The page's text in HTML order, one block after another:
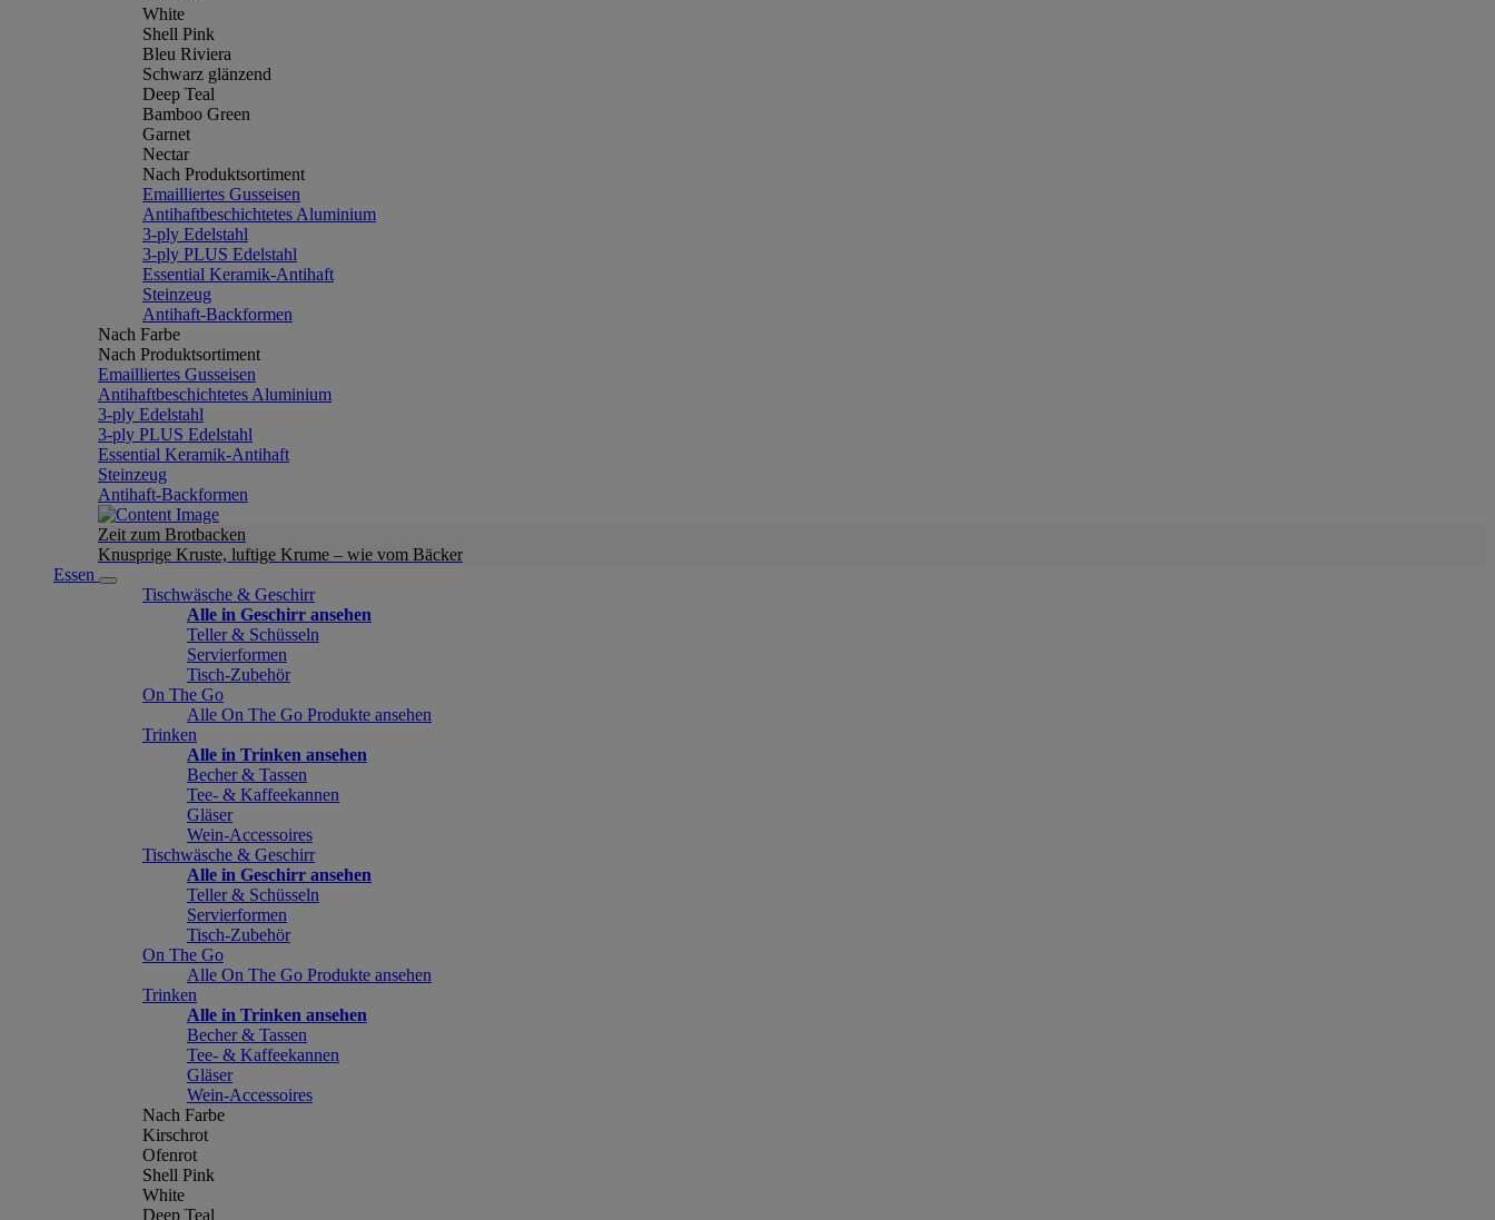
White
Shell Pink
Bleu Riviera
Schwarz glänzend
Deep Teal
Bamboo Green
Garnet
Nectar
Nach Produktsortiment
Emailliertes Gusseisen
Antihaftbeschichtetes Aluminium
3-ply Edelstahl
3-ply PLUS Edelstahl
Essential Keramik-Antihaft
Steinzeug
Antihaft-Backformen
Nach Farbe
Nach Produktsortiment
Emailliertes Gusseisen
Antihaftbeschichtetes Aluminium
3-ply Edelstahl
3-ply PLUS Edelstahl
Essential Keramik-Antihaft
Steinzeug
Antihaft-Backformen
Zeit zum Brotbacken
Knusprige Kruste, luftige Krume – wie vom Bäcker
Essen
Tischwäsche & Geschirr
Alle in Geschirr ansehen
Teller & Schüsseln
Servierformen
Tisch-Zubehör
On The Go
Alle On The Go Produkte ansehen
Trinken
Alle in Trinken ansehen
Becher & Tassen
Tee- & Kaffeekannen
Gläser
Wein-Accessoires
Tischwäsche & Geschirr
Alle in Geschirr ansehen
Teller & Schüsseln
Servierformen
Tisch-Zubehör
On The Go
Alle On The Go Produkte ansehen
Trinken
Alle in Trinken ansehen
Becher & Tassen
Tee- & Kaffeekannen
Gläser
Wein-Accessoires
Nach Farbe
Kirschrot
Ofenrot
Shell Pink
White
Deep Teal